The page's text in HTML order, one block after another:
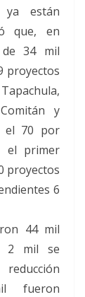
ya están
que, en
34 mil
proyectos
y
el 70 por
el primer
proyectos
6
44 mil
2 mil se
fueron